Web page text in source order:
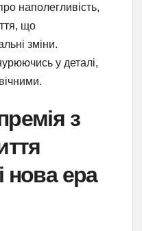
наполегливість,
що
зміни.
у деталі,
з
нова ера